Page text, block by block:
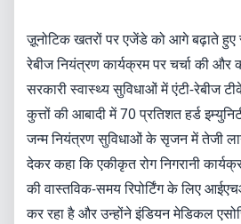
ज़ूनोटिक खतरों पर एजेंडे को आगे बढ़ाते हुए
रेबीज नियंत्रण कार्यक्रम पर चर्चा की और
सरकारी स्वास्थ्य सुविधाओं में एंटी-रेबीज
कुत्तों की आबादी में 70 प्रतिशत हर्ड
जन्म नियंत्रण सुविधाओं के सृजन में तेजी
देकर कहा कि एकीकृत रोग निगरानी
की वास्तविक-समय रिपोर्टिंग के लिए
कर रहा है और उन्होंने इंडियन मेडिकल